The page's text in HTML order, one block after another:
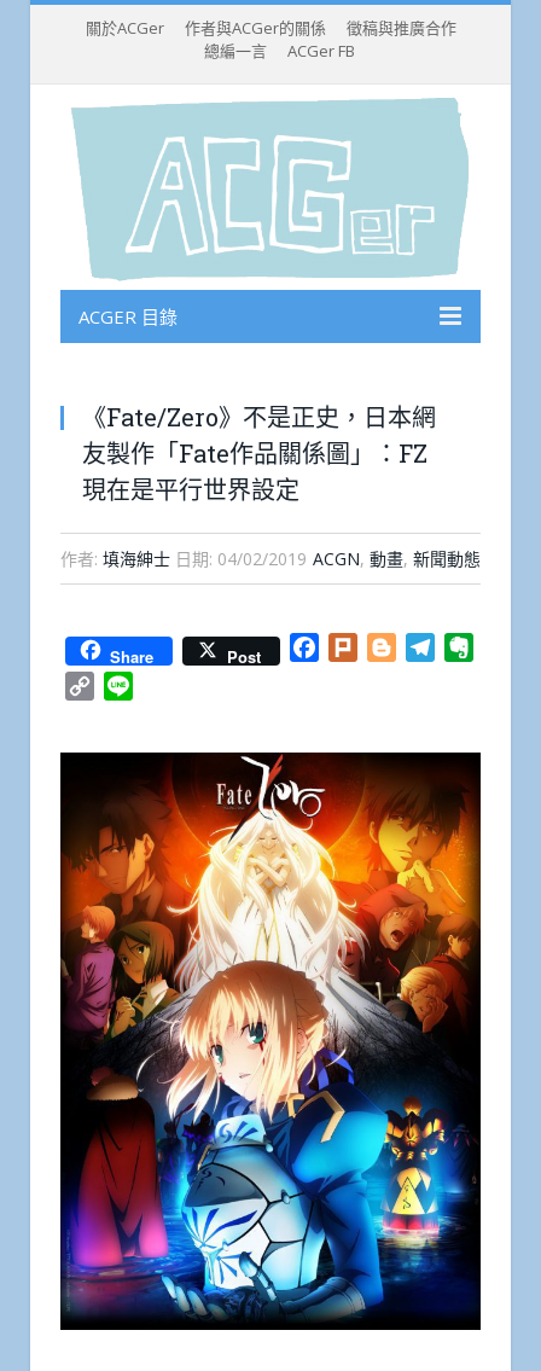
關於ACGer 作者與ACGer的關係
徵稿與推廣合作
總編一言
ACGer FB
ACGER 目錄
《Fate/Zero》不是正史，日本網
友製作「Fate作品關係圖」：FZ
現在是平行世界設定
作者: 填海紳士 日期: 04/02/2019 ACGN, 動畫, 新聞動態
Share Post Facebook
Plurk BloggerTelegram
Copy